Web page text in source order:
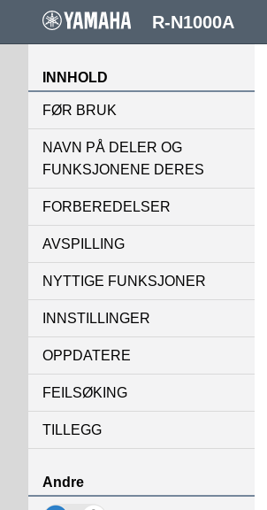
INNHOLD
FØR BRUK
NAVN PÅ DELER OG
FUNKSJONENE DERES
FORBEREDELSER
AVSPILLING
NYTTIGE FUNKSJONER
INNSTILLINGER
OPPDATERE
FEILSØKING
TILLEGG
Andre
R-N1000A